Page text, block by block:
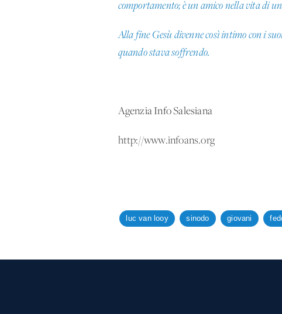
comportamento; è un amico nella vita di
Alla fine Gesù divenne così intimo con i
quando stava soffrendo.
Agenzia Info Salesiana
http://www.infoans.org
luc van looy sinodo giovani